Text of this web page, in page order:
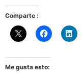
Comparte :
Me gusta esto: